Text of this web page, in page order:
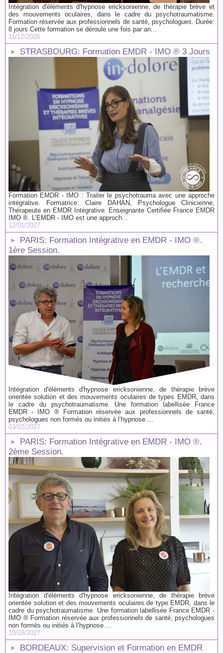
Intégration d'éléments d'hypnose ericksonienne, de thérapie brève et
des mouvements oculaires, dans le cadre du psychotraumatisme.
Formation réservée aux professionnels de santé, psychologues. Durée:
8 jours Cette formation se déroule une fois par an...
11/12/2026
STRASBOURG: Formation EMDR - IMO ® 3 Jours
Formation EMDR - IMO : Traiter le psychotrauma avec une approche
intégrative. Formatrice: Claire DAHAN, Psychologue Clinicienne,
Thérapeute en EMDR Intégrative. Enseignante Certifiée France EMDR
IMO ®. L’EMDR - IMO est une approch...
12/01/2027
PARIS: Formation Intégrative en EMDR - IMO ®.
1ère Session.
Intégration d'éléments d'hypnose ericksonienne, de thérapie brève
orientée solution et des mouvements oculaires de types EMDR, dans
le cadre du psychotraumatisme. Une formation labellisée France
EMDR - IMO ® Formation réservée aux professionnels de santé,
psychologues non formés ou initiés à l’hypnose....
03/02/2027
PARIS: Formation Intégrative en EMDR - IMO ®.
2ème Session.
Intégration d'éléments d'hypnose ericksonienne, de thérapie brève
orientée solution et des mouvements oculaires de type EMDR, dans le
cadre du psychotraumatisme. Une formation labellisée France EMDR -
IMO ® Formation réservée aux professionnels de santé, psychologues
non formés ou initiés à l’hypnose....
10/03/2027
BORDEAUX: Supervision et Formation en EMDR